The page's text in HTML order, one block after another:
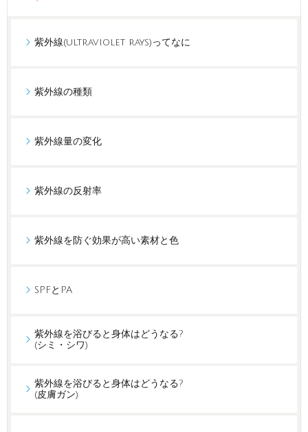
紫外線(ultraviolet rays)ってなに
紫外線の種類
紫外線量の変化
紫外線の反射率
紫外線を防ぐ効果が高い素材と色
SPFとPA
紫外線を浴びると身体はどうなる?
(シミ・シワ)
紫外線を浴びると身体はどうなる?
(皮膚ガン)